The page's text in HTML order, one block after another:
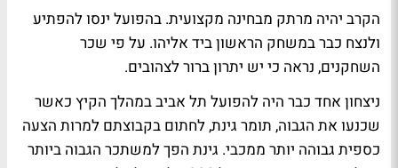
הקרב יהיה מרתק מבחינה מקצועית. בהפועל ינסו להפתיע
ולנצח כבר במשחק הראשון ביד אליהו. על פי שכר
השחקנים, נראה כי יש יתרון ברור לצהובים.
ניצחון אחד כבר היה להפועל תל אביב במהלך הקיץ כאשר
שכנעו את הגבוה, תומר גינת, לחתום בקבוצתם למרות הצעה
כספית גבוהה יותר ממכבי. גינת הפך למשתכר הגבוה ביותר